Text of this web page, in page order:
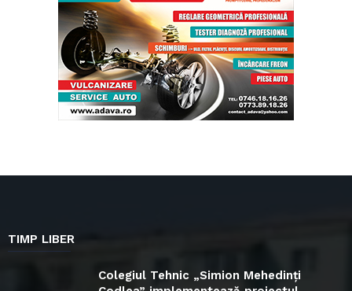
TIMP LIBER
Colegiul Tehnic „Simion Mehedinți